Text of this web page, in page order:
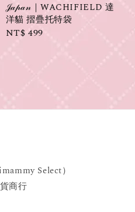
𝒥𝒶𝓅𝒶𝓃｜WACHIFIELD 達
洋貓 摺疊托特袋
Regular
NT$ 499
Select）
商行